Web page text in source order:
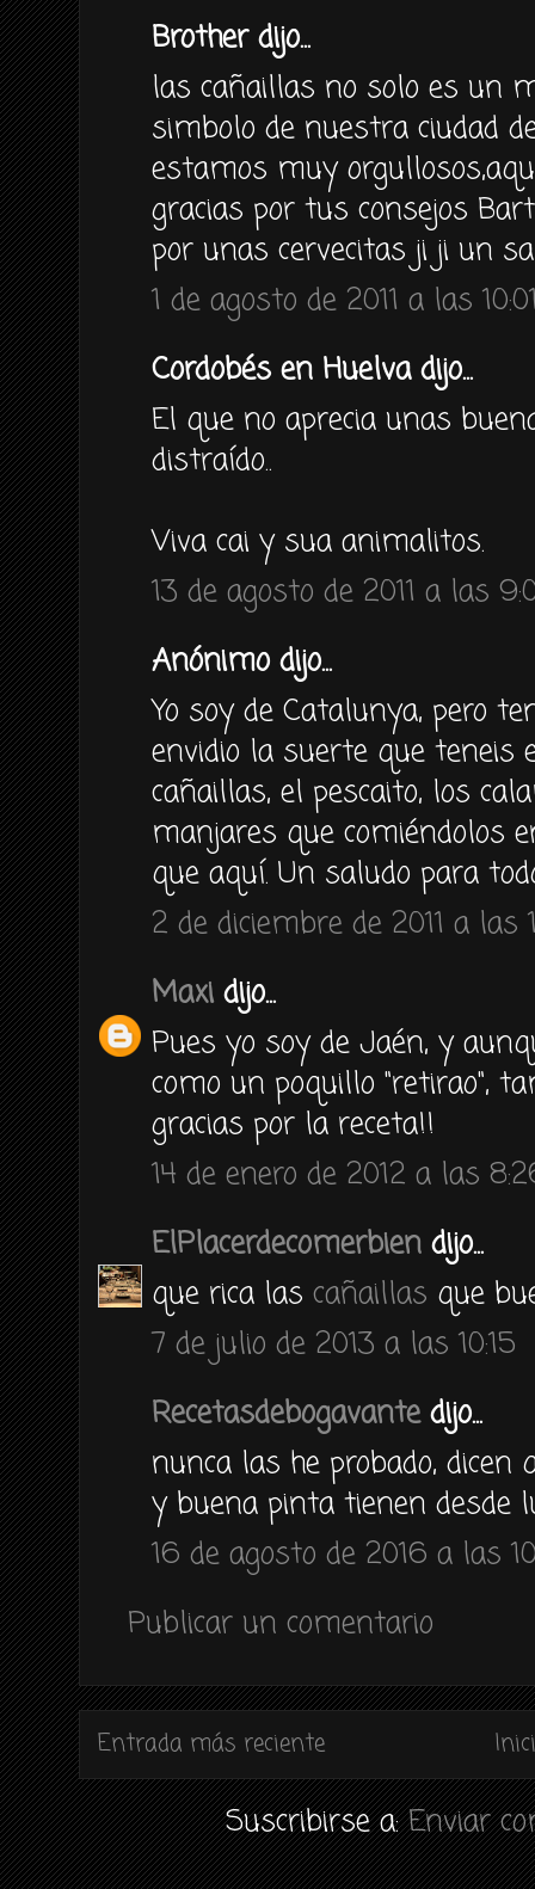
Brother dijo...
las cañaillas no solo es un
simbolo de nuestra ciudad
estamos muy
gracias por tus consejos
por unas cervecitas ji ji un
1 de agosto de 2011 a las
Cordobés en Huelva dijo...
El que no aprecia unas
distraído..
Viva cai y sua animalitos.
13 de agosto de 2011 a las
Anónimo dijo...
Yo soy de Catalunya, pero
envidio la suerte que teneis
cañaillas, el pescaito, los
manjares que comiéndolos
que aquí. Un saludo para
2 de diciembre de 2011 a las
Maxi dijo...
Pues yo soy de Jaén, y
como un poquillo "retirao",
gracias por la receta!!
14 de enero de 2012 a las
ElPlacerdecomerbien dijo...
que rica las cañaillas que
7 de julio de 2013 a las 10:15
Recetasdebogavantedijo...
nunca las he probado,
y buena pinta tienen desde
16 de agosto de 2016 a las
Publicar un comentario
Entrada más reciente
Suscribirse a:Enviar